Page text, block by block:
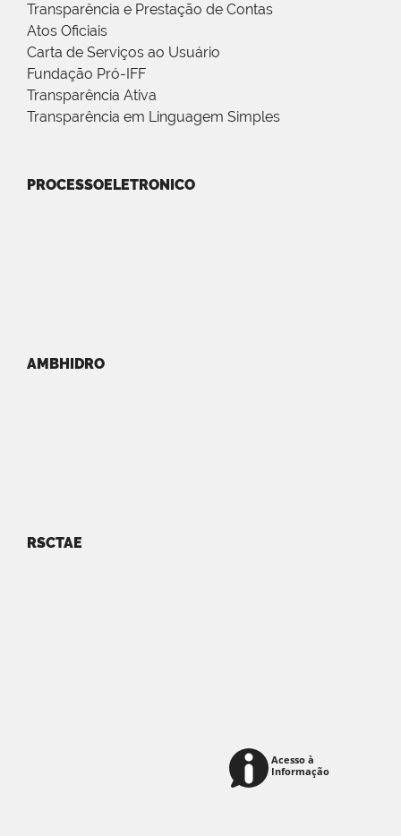
Transparência e Prestação de Contas
Atos Oficiais
Carta de Serviços ao Usuário
Fundação Pró-IFF
Transparência Ativa
Transparência em Linguagem Simples
PROCESSOELETRONICO
AMBHIDRO
RSCTAE